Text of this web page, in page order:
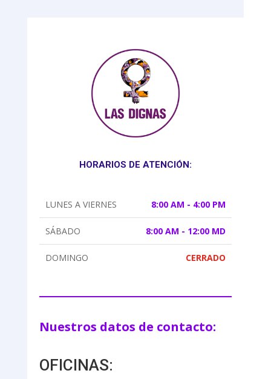
HORARIOS DE ATENCIÓN:
LUNES A VIERNES 8:00 AM - 4:00 PM
SÁBADO 8:00 AM - 12:00 MD
DOMINGO CERRADO
Nuestros datos de contacto:
OFICINAS: